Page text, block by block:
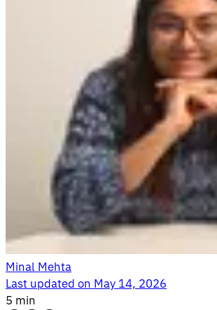
Minal Mehta
Last updated onMay 14, 2026
5 min